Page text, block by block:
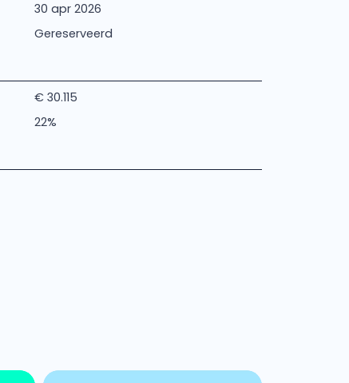
30 apr 2026
Gereserveerd
€ 30.115
22%